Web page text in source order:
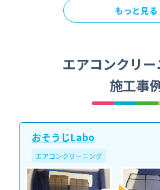
もっと見る
エアコンクリ
施工事
おそうじLabo
エアコンクリーニング